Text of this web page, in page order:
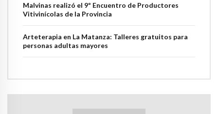
Malvinas realizó el 9º Encuentro de Productores
Vitivinícolas de la Provincia
Arteterapia en La Matanza: Talleres gratuitos para
personas adultas mayores